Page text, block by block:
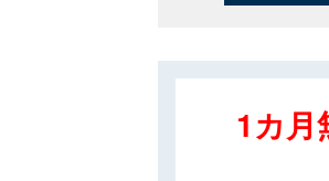
1カ月